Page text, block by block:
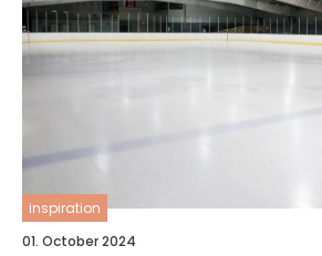
inspiration
01. October 2024